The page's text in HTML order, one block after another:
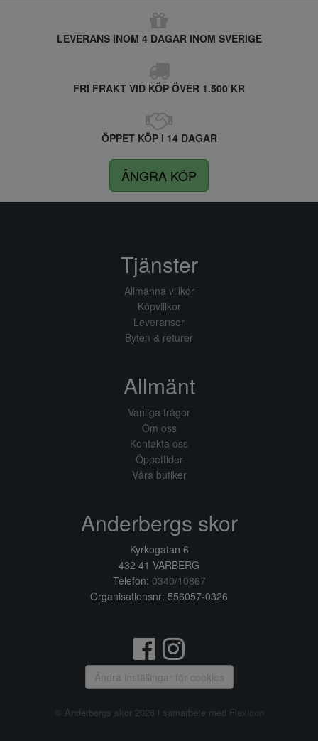
LEVERANS INOM 4 DAGAR INOM SVERIGE
FRI FRAKT VID KÖP ÖVER 1.500 KR
ÖPPET KÖP I 14 DAGAR
ÅNGRA KÖP
Tjänster
Allmänna villkor
Köpvillkor
Leveranser
Byten & returer
Allmänt
Vanliga frågor
Om oss
Kontakta oss
Öppettider
Våra butiker
Anderbergs skor
Kyrkogatan 6
432 41 VARBERG
Telefon: 0340/10867
Organisationsnr: 556057-0326
Ändra inställingar för cookies
© Anderbergs skor 2026 i samarbete med Flexicon